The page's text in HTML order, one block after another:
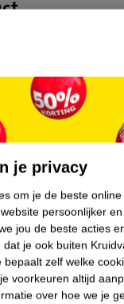
Dit product heeft (nog)
Meer informatie
je privacy
om je de beste
persoonlijker
jou de beste acties
je ook buiten
bepaalt zelf welke
voorkeuren altijd
over hoe we je